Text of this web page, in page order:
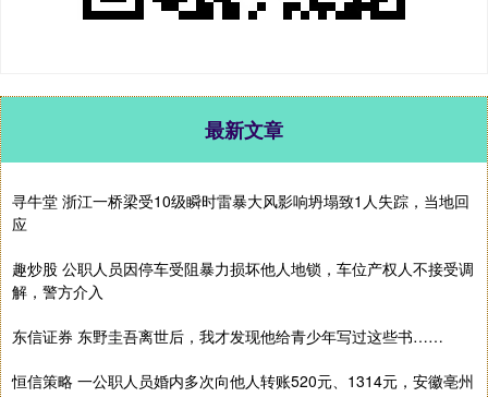
最新文章
寻牛堂 浙江一桥梁受10级瞬时雷暴大风影响坍塌致1人失踪，当地回
应
趣炒股 公职人员因停车受阻暴力损坏他人地锁，车位产权人不接受调
解，警方介入
东信证券 东野圭吾离世后，我才发现他给青少年写过这些书……
恒信策略 一公职人员婚内多次向他人转账520元、1314元，安徽亳州